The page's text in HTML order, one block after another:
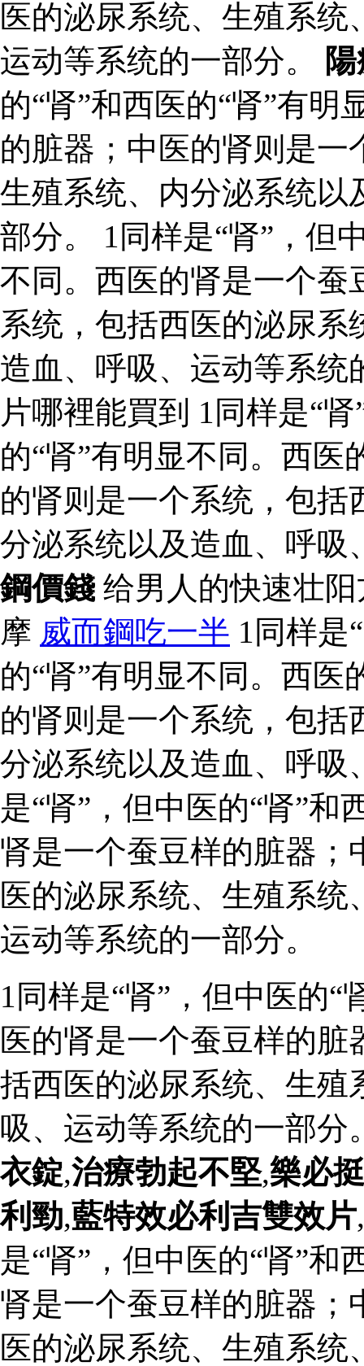
医的泌尿系统、生殖系
运动等系统的一部分。
的“肾”和西医的“肾”有
的脏器；中医的肾则是
生殖系统、内分泌系统以
部分。 1同样是“肾”，但
不同。西医的肾是一个蚕
系统，包括西医的泌尿
造血、呼吸、运动等系统
片哪裡能買到 1同样是“
的“肾”有明显不同。西
的肾则是一个系统，包
分泌系统以及造血、呼
鋼價錢 给男人的快速壮
摩 威而鋼吃一半 1同样是
的“肾”有明显不同。西
的肾则是一个系统，包
分泌系统以及造血、呼吸
是“肾”，但中医的“肾”和
肾是一个蚕豆样的脏器；
医的泌尿系统、生殖系
运动等系统的一部分。
1同样是“肾”，但中医的“
医的肾是一个蚕豆样的
括西医的泌尿系统、生殖
吸、运动等系统的一部分
衣錠,治療勃起不堅,樂必挺
利勁,藍特效必利吉雙效片,
是“肾”，但中医的“肾”和
肾是一个蚕豆样的脏器；
医的泌尿系统、生殖系